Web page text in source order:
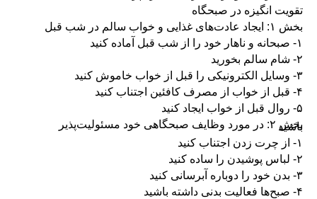
تقویت انگیزه در صبحگاه
بخش ۱: ایجاد عادت‌های غذایی و خواب سالم در شب قبل
۱- صبحانه و ناهار خود را از شب قبل آماده کنید
۲- شام سالم بخورید
۳- وسایل الکترونیکی را قبل از خواب خاموش کنید
۴- قبل از خواب از مصرف کافئین اجتناب کنید
۵- روال قبل از خواب ایجاد کنید
بخش ۲: در مورد وظایف صبحگاهی خود مسئولیت‌پذیرباشید
۱- از چرت زدن اجتناب کنید
۲- لباس پوشیدن را ساده کنید
۳- بدن خود را دوباره آبرسانی کنید
۴- صبح‌ها فعالیت بدنی داشته باشید